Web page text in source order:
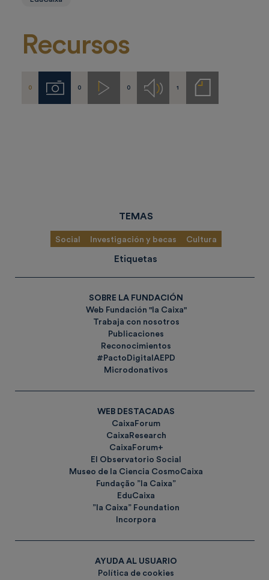
Recursos
0 Imágenes
0 Videos
0 Audios1
Notas
de
TEMAS
Social Investigación y becas Cultura
Etiquetas
SOBRE LA FUNDACIÓN
Web Fundación "la Caixa"
Trabaja con nosotros
Publicaciones
Reconocimientos
#PactoDigitalAEPD
Microdonativos
WEB DESTACADAS
CaixaForum
CaixaResearch
CaixaForum+
El Observatorio Social
Museo de la Ciencia CosmoCaixa
Fundação ”la Caixa”
EduCaixa
”la Caixa” Foundation
Incorpora
AYUDA AL USUARIO
Política de cookies